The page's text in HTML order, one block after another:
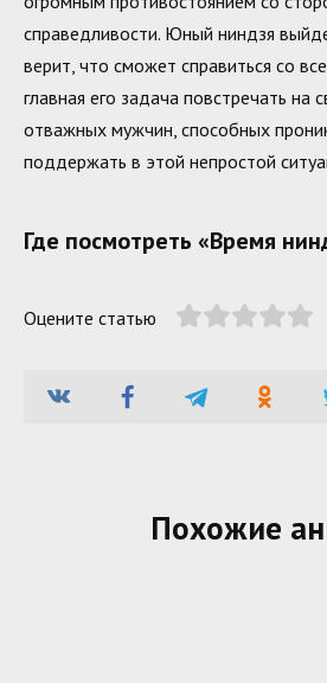
справедливости. Юный ниндзя
верит, что сможет справиться со
главная его задача повстречать на
отважных мужчин, способных
поддержать в этой непростой
Где посмотреть «Время
Оцените статью
Похожие